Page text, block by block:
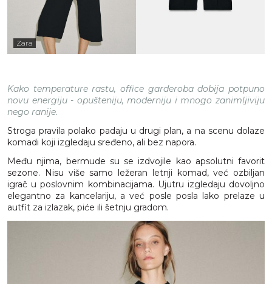
Zara
Kako temperature rastu, office garderoba dobija potpuno
novu energiju - opušteniju, moderniju i mnogo zanimljiviju
nego ranije.
Stroga pravila polako padaju u drugi plan, a na scenu dolaze
komadi koji izgledaju sređeno, ali bez napora.
Među njima, bermude su se izdvojile kao apsolutni favorit
sezone. Nisu više samo ležeran letnji komad, već ozbiljan
igrač u poslovnim kombinacijama. Ujutru izgledaju dovoljno
elegantno za kancelariju, a već posle posla lako prelaze u
autfit za izlazak, piće ili šetnju gradom.